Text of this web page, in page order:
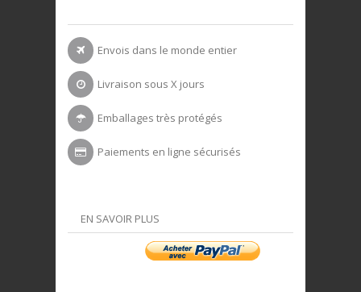
Envois dans le monde entier
Livraison sous X jours
Emballages très protégés
Paiements en ligne sécurisés
EN SAVOIR PLUS